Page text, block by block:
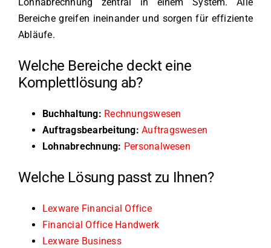
Lohnabrechnung zentral in einem System. Alle
Bereiche greifen ineinander und sorgen für effiziente
Abläufe.
Welche Bereiche deckt eine
Komplettlösung ab?
Buchhaltung: Rechnungswesen
Auftragsbearbeitung: Auftragswesen
Lohnabrechnung: Personalwesen
Welche Lösung passt zu Ihnen?
Lexware Financial Office
Financial Office Handwerk
Lexware Business